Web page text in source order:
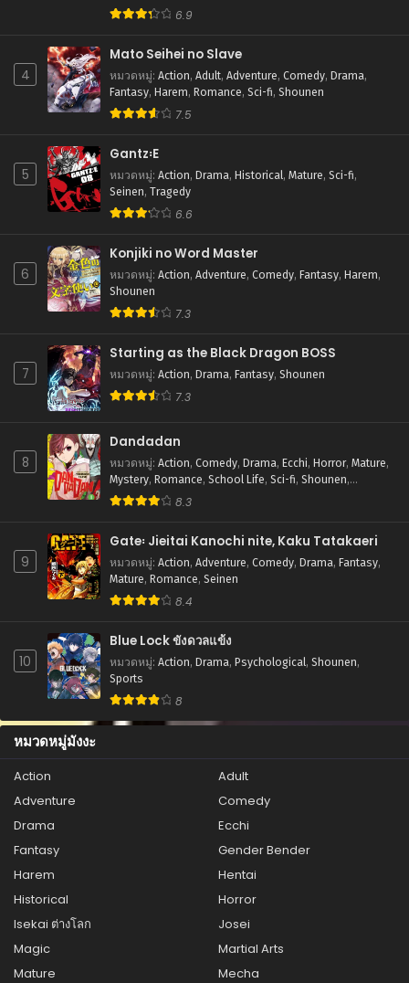
ตอนที่ 124
กันยายน 17, 2025
กันยายน 17, 2025
ตอนที่ 122
กันยายน 17, 2025
ตอนที่ 121
กันยายน 17, 2025
ตอนที่ 120
กันยายน 17, 2025
ตอนที่ 119
กันยายน 17, 2025
ตอนที่ 118
ตอนที่ 117
กันยายน 17, 2025
กันยายน 17, 2025
ตอนที่ 115
กันยายน 17, 2025
ตอนที่ 114
กันยายน 17, 2025
ตอนที่ 113
กันยายน 17, 2025
ตอนที่ 112
ตอนที่ 111
ตอนที่ 110
กันยายน 17, 2025
กันยายน 17, 2025
ตอนที่ 108
6.9
4
Mato Seihei no Slave
หมวดหมู่: Action, Adult, Adventure, Comedy, Drama,
Fantasy, Harem, Romance, Sci-fi, Shounen
7.5
5
Gantz꞉E
หมวดหมู่: Action, Drama, Historical, Mature, Sci-fi,
Seinen, Tragedy
6.6
6
Konjiki no Word Master
หมวดหมู่: Action, Adventure, Comedy, Fantasy, Harem,
Shounen
7.3
7
Starting as the Black Dragon BOSS
หมวดหมู่: Action, Drama, Fantasy, Shounen
7.3
8
Dandadan
หมวดหมู่: Action, Comedy, Drama, Ecchi, Horror, Mature,
Mystery, Romance, School Life, Sci-fi, Shounen,
Supernatural 8.3
9
Gate꞉ Jieitai Kanochi nite, Kaku Tatakaeri
หมวดหมู่: Action, Adventure, Comedy, Drama, Fantasy,
Mature, Romance, Seinen
8.4
10
Blue Lock ขังดวลแข้ง
หมวดหมู่: Action, Drama, Psychological, Shounen,
Sports
8
หมวดหมู่มังงะ
Action
Adult
Adventure
Comedy
Drama
Ecchi
Fantasy
Gender Bender
Harem
Hentai
Historical
Horror
Isekai ต่างโลก
Josei
Magic
Martial Arts
Mature
Mecha